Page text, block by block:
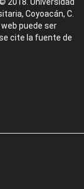
Coyoacán, C.
web puede ser
cite la fuente de